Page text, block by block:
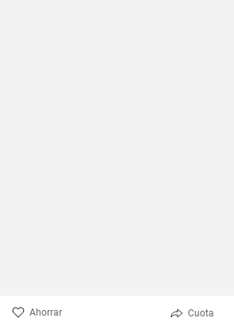
Ahorrar Cuota